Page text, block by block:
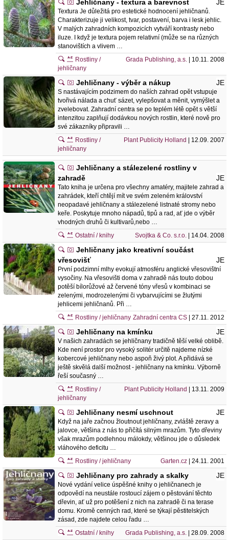
Jehličnany - textura a barevnost JE
Textura Je důležitá pro estetické hodnocení jehličnanů.
Charakterizuje ji velikost, tvar, postavení, barva i lesk jehlic.
V malých zahradních kompozicích vytváří kontrasty nebo
iluze. I když je textura pojem relativní (může se na různých
stanovištích a vlivem …
Grada Publishing, a.s. | 10.11. 2008
Rostliny /
jehličnany
Jehličnany - výběr a nákup JE
S nastávajícím podzimem do naších zahrad opět vstupuje
tvořivá nálada a chuť sázet, vylepšovat a měnit, vymýšlet a
zvelebovat. Zahradní centra se po teplém létě opět s větší
intenzitou zaplňují dodávkou nových rostlin, které nově pro
své zákazníky připravili …
Plant Publicity Holland
| 12.09. 2007
Rostliny /
jehličnany
Jehličnany a stálezelené rostliny v
zahradě
JE
Tato kniha je určena pro všechny amatéry, majitele zahrad a
zahrádek, kteří chtějí mít ve svém zeleném království
neopadavé jehličnany a stálezelené listnaté stromy nebo
keře. Poskytuje mnoho nápadů, tipů a rad, ať jde o výběr
vhodných druhů či kultivarů,nebo …
Svojtka & Co. s.r.o. | 14.04. 2008
Ostatní / knihy
Jehličnany jako kreativní součást
vřesovišť
JE
První podzimní mlhy evokují atmosféru anglické vřesovištní
vysočiny. Na vřesovišti doma v zahradě nás touto dobou
potěší bílorůžové až červené tóny vřesů v kombinaci se
zelenými, modrozelenými či vybarvujícími se žlutými
jehlicemi jehličnanů. Při …
Zahradní centra CS | 27.11. 2012
Rostliny / jehličnany
Jehličnany na kmínku JE
V našich zahradách se jehličnany tradičně těší velké oblibě.
Kde není prostor pro vysoký solitér určitě najdeme nízké
kobercové jehličnany nebo aspoň živý plot. A přidává se
ještě skvělá další možnost - jehličnany na kmínku. Výborně
řeší současný …
Plant Publicity Holland
| 13.11. 2009
Rostliny /
jehličnany
Jehličnany nesmí uschnout JE
Když na jaře začnou žloutnout jehličnany, zvláště zeravy a
jalovce, většina z nás to přičítá silným mrazům. Tyto dřeviny
však mrazům podlehnou málokdy, většinou jde o důsledek
vláhového deficitu …
Garten.cz | 24.11. 2001
Rostliny / jehličnany
Jehličnany pro zahrady a skalky JE
Nové vydání velice úspěšné knihy o jehličnanech je
odpovědí na neustále rostoucí zájem o pěstování těchto
dřevin, ať už pro potěšení z nich na zahradě či na terase
domu. Kromě cenných rad, které se týkají pěstitelských
zásad, zde najdete celou řadu …
Grada Publishing, a.s. | 28.09. 2008
Ostatní / knihy